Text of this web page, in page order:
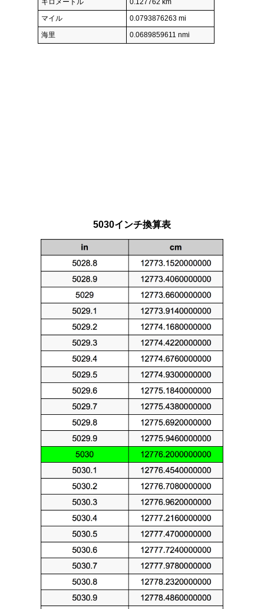
キロメートル
0.127762 km
マイル
0.0793876263 mi
海里
0.0689859611 nmi
5030インチ換算表